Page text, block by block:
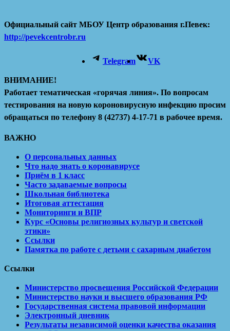
Официальный сайт МБОУ Центр образования г.Певек:
http://pevekcentrobr.ru
Telegram VK
ВНИМАНИЕ!
Работает тематическая «горячая линия». По вопросам
тестирования на новую короновирусную инфекцию просим
обращаться по телефону 8 (42737) 4-17-71 в рабочее время.
ВАЖНО
О персональных данных
Что надо знать о коронавирусе
Приём в 1 класс
Часто задаваемые вопросы
Школьная библиотека
Итоговая аттестация
Мониторинги и ВПР
Курс «Основы религиозных культур и светской
этики»
Ссылки
Памятка по работе с детьми с сахарным диабетом
Ссылки
Министерство просвещения Российской Федерации
Министерство науки и высшего образования РФ
Государственная система правовой информации
Электронный дневник
Результаты независимой оценки качества оказания